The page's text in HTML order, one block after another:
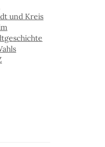
und Kreis